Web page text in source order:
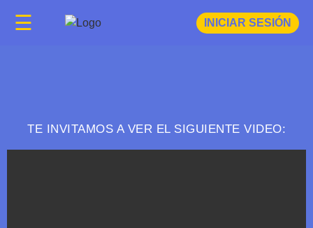
FAQ
☰ INICIAR SESIÓN
TE INVITAMOS A VER EL SIGUIENTE VIDEO: